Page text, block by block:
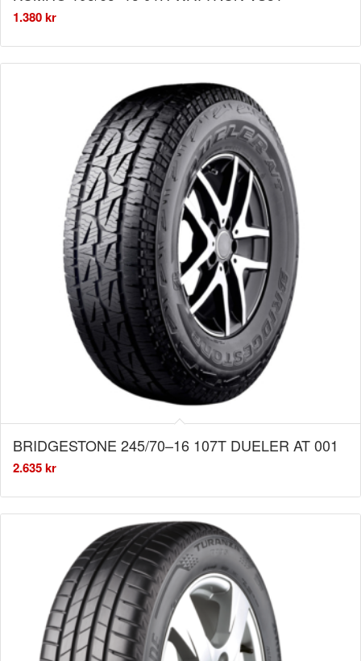
1.380kr
BRIDGESTONE 245/70–16 107T DUELER AT 001
2.635kr